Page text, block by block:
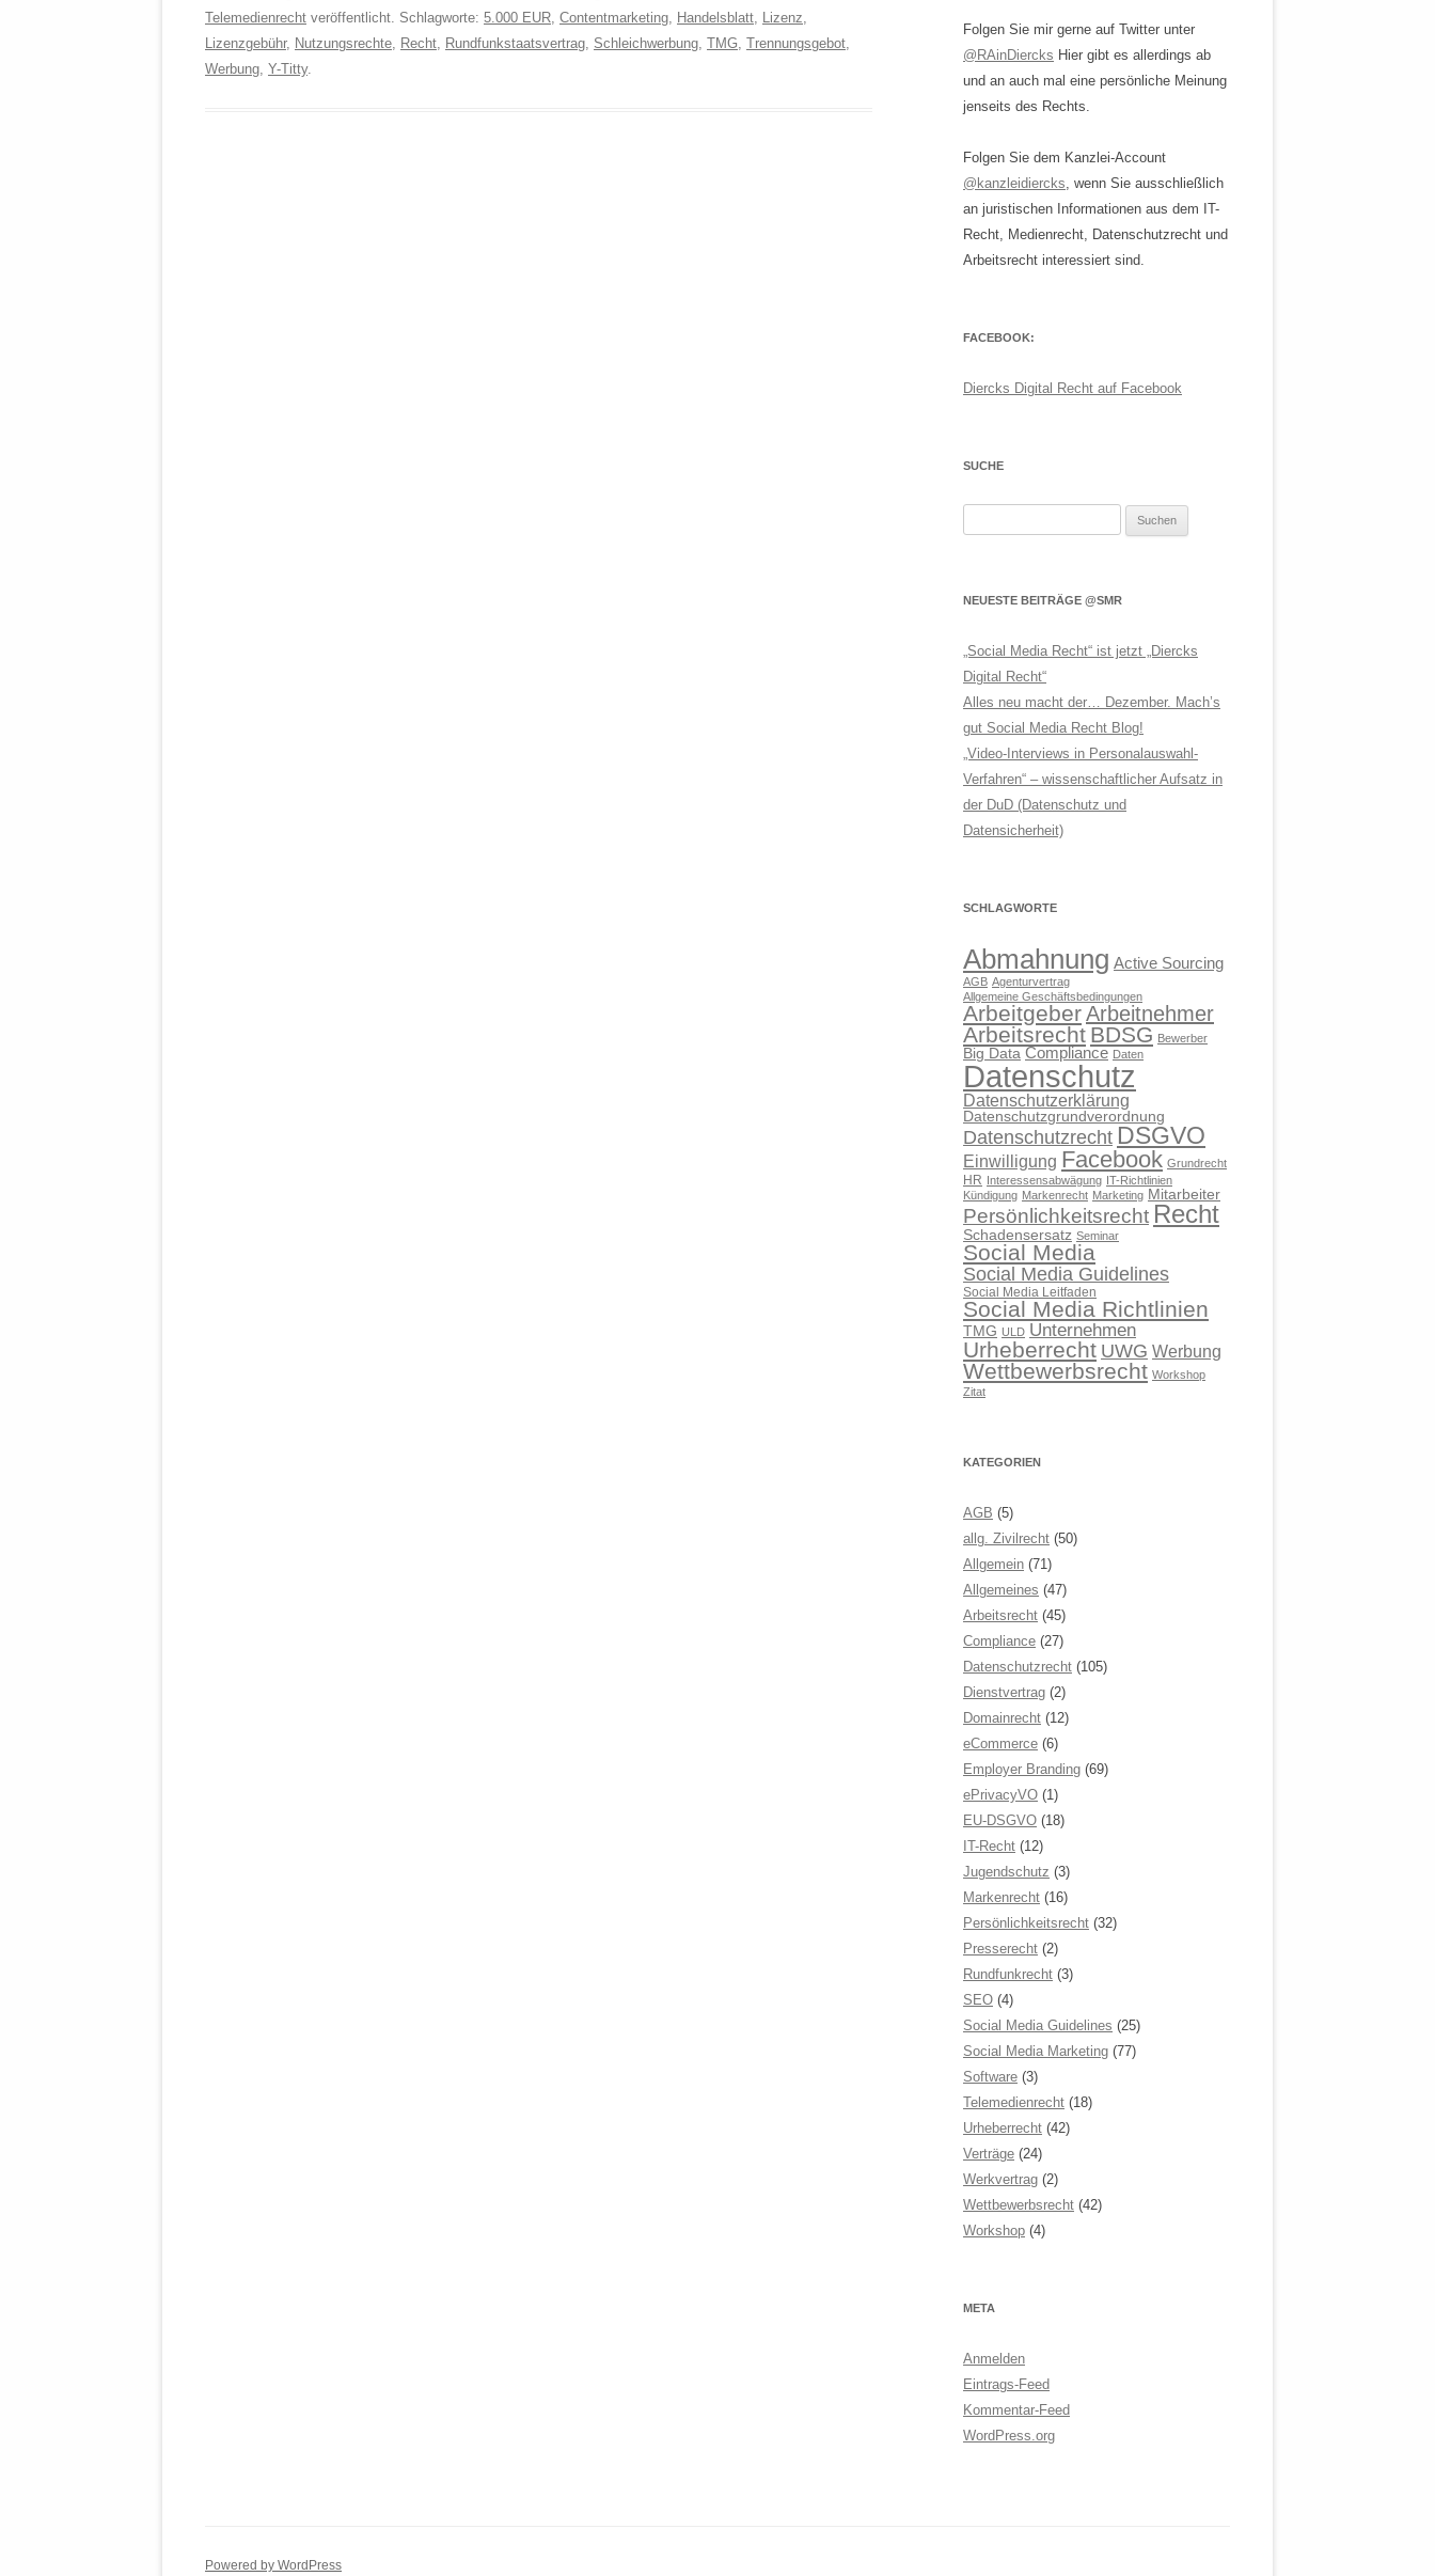
Telemedienrecht veröffentlicht. Schlagworte: 5.000 EUR, Contentmarketing, Handelsblatt, Lizenz,
Lizenzgebühr, Nutzungsrechte, Recht, Rundfunkstaatsvertrag, Schleichwerbung, TMG, Trennungsgebot,
Werbung, Y-Titty.
Folgen Sie mir gerne auf Twitter unter
@RAinDiercks Hier gibt es allerdings ab
und an auch mal eine persönliche Meinung
jenseits des Rechts.
Folgen Sie dem Kanzlei-Account
@kanzleidiercks, wenn Sie ausschließlich
an juristischen Informationen aus dem IT-
Recht, Medienrecht, Datenschutzrecht und
Arbeitsrecht interessiert sind.
FACEBOOK:
Diercks Digital Recht auf Facebook
SUCHE
NEUESTE BEITRÄGE @SMR
„Social Media Recht“ ist jetzt „Diercks
Digital Recht“
Alles neu macht der… Dezember. Mach’s
gut Social Media Recht Blog!
„Video-Interviews in Personalauswahl-
Verfahren“ – wissenschaftlicher Aufsatz in
der DuD (Datenschutz und
Datensicherheit)
SCHLAGWORTE
Abmahnung Active Sourcing
AGB Agenturvertrag
Allgemeine Geschäftsbedingungen
ArbeitgeberArbeitnehmer
Arbeitsrecht BDSG Bewerber
Big Data Compliance Daten
Datenschutz
Datenschutzerklärung
Datenschutzgrundverordnung
Datenschutzrecht DSGVO
Einwilligung Facebook Grundrecht
HR Interessensabwägung IT-Richtlinien
Kündigung Markenrecht Marketing Mitarbeiter
Persönlichkeitsrecht Recht
Schadensersatz Seminar
Social Media
Social Media Guidelines
Social Media Leitfaden
Social Media Richtlinien
TMG ULD Unternehmen
Urheberrecht UWG Werbung
Wettbewerbsrecht Workshop
Zitat
KATEGORIEN
AGB (5)
allg. Zivilrecht (50)
Allgemein (71)
Allgemeines (47)
Arbeitsrecht (45)
Compliance (27)
Datenschutzrecht (105)
Dienstvertrag (2)
Domainrecht (12)
eCommerce (6)
Employer Branding (69)
ePrivacyVO (1)
EU-DSGVO (18)
IT-Recht (12)
Jugendschutz (3)
Markenrecht (16)
Persönlichkeitsrecht (32)
Presserecht (2)
Rundfunkrecht (3)
SEO (4)
Social Media Guidelines (25)
Social Media Marketing (77)
Software (3)
Telemedienrecht (18)
Urheberrecht (42)
Verträge (24)
Werkvertrag (2)
Wettbewerbsrecht (42)
Workshop (4)
META
Anmelden
Eintrags-Feed
Kommentar-Feed
WordPress.org
Powered by WordPress